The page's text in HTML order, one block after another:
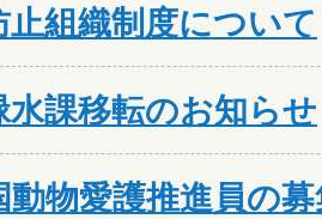
止組織制度について
水課移転のお知らせ
動物愛護推進員の